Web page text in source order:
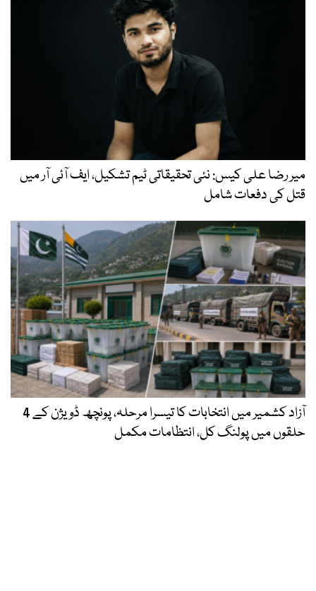
میر رضا علی کیس: نئی تحقیقاتی ٹیم تشکیل، ایف آئی آر میں
قتل کی دفعات شامل
آزاد کشمیر میں انتخابات کا تیسرا مرحلہ، پونچھ ڈویژن کے 4
حلقوں میں پولنگ کل، انتظامات مکمل